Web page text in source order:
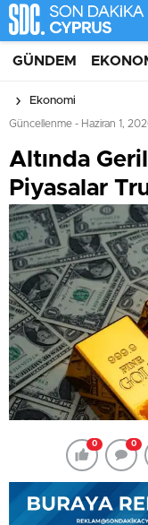
GÜNDEM
Ekonomi
Güncellenme - Haziran 1,
Altında
Piyasalar
0 0